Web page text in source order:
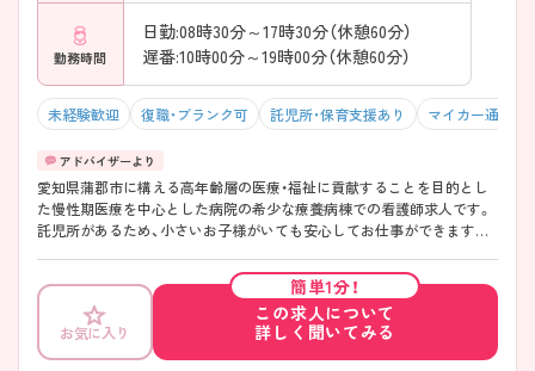
勤務時間
日勤:08時30分～17時30分（休憩60分）
遅番:10時00分～19時00分（休憩60分）
未経験歓迎 復職・ブランク可 託児所・保育支援あり マイカー通勤可
愛知県蒲郡市に構える高年齢層の医療・福祉に貢献することを目的とし
た慢性期医療を中心とした病院の希少な療養病棟での看護師求人です。
託児所があるため、小さいお子様がいても安心してお仕事ができます。
すので遠方の方も勤務可能です。 ご興味のある方には、面接対策ポイン
トなど、さらに詳細をお話しいたしますのでお気軽にご相談下さい。
お気に入り
簡単1分！
この求人について
詳しく聞いてみる